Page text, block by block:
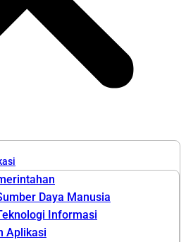
Daya Manusia
Informasi
Aplikasi